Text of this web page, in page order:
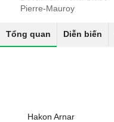
Pierre-Mauroy
Tổng quan Diễn biến
Hakon Arnar